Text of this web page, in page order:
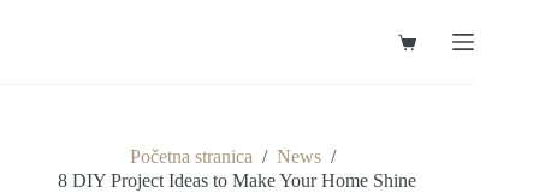
Košarica
Početna stranica / News /
8 DIY Project Ideas to Make Your Home Shine